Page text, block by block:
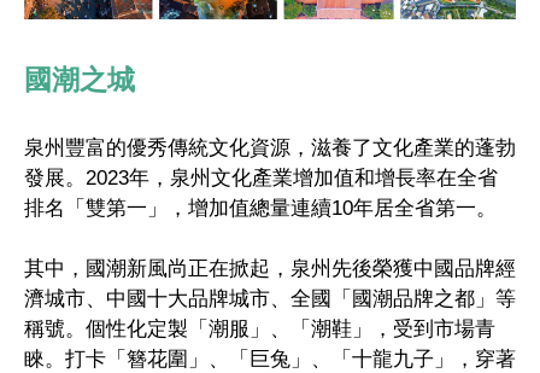
國潮之城
泉州豐富的優秀傳統文化資源，滋養了文化產業的蓬勃
發展。2023年，泉州文化產業增加值和增長率在全省
排名「雙第一」，增加值總量連續10年居全省第一。
其中，國潮新風尚正在掀起，泉州先後榮獲中國品牌經
濟城市、中國十大品牌城市、全國「國潮品牌之都」等
稱號。個性化定製「潮服」、「潮鞋」，受到市場青
睞。打卡「簪花圍」、「巨兔」、「十龍九子」，穿著